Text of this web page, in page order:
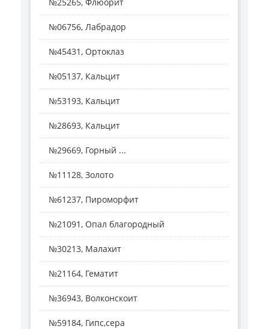
№06756, Лабрадор
№45431, Ортоклаз
№05137, Кальцит
№53193, Кальцит
№28693, Кальцит
№29669, Горный ...
№11128, Золото
№61237, Пироморфит
№21091, Опал благородный
№30213, Малахит
№21164, Гематит
№36943, Волконскоит
№59184, Гипс,сера